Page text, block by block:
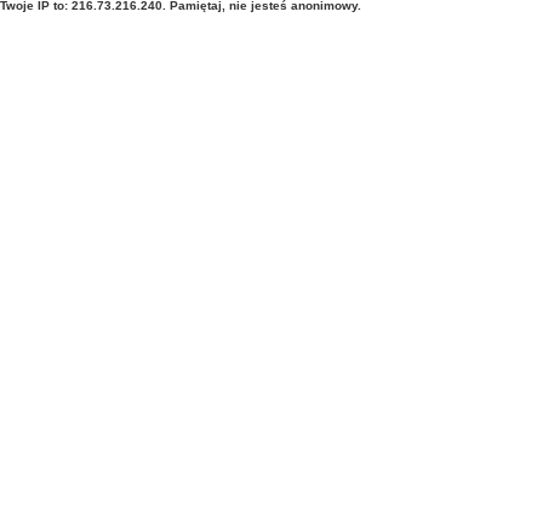
Twoje IP to: 216.73.216.240. Pamiętaj, nie jesteś anonimowy.